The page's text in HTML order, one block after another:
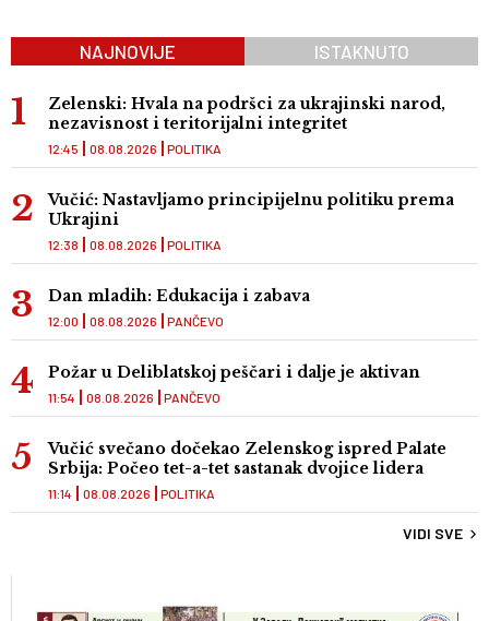
NAJNOVIJE ISTAKNUTO
Zelenski: Hvala na podršci za ukrajinski narod,
nezavisnost i teritorijalni integritet
POLITIKA
12:45 08.08.2026
Vučić: Nastavljamo principijelnu politiku prema
Ukrajini
POLITIKA
12:38 08.08.2026
Dan mladih: Edukacija i zabava
PANČEVO
12:00 08.08.2026
Požar u Deliblatskoj peščari i dalje je aktivan
PANČEVO
11:54 08.08.2026
Vučić svečano dočekao Zelenskog ispred Palate
Srbija: Počeo tet-a-tet sastanak dvojice lidera
POLITIKA
11:14 08.08.2026
VIDI SVE